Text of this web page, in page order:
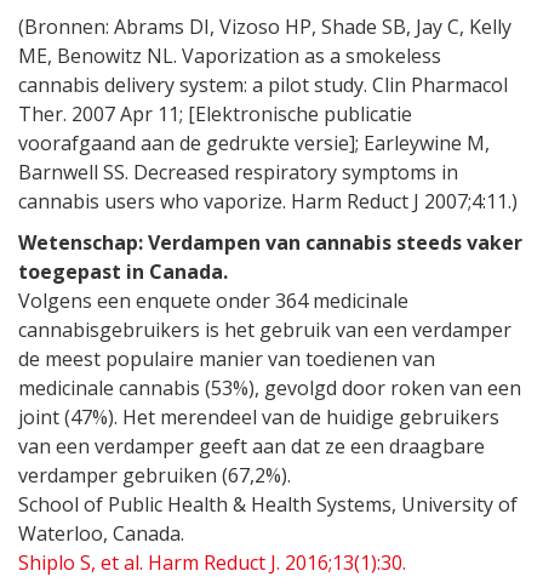
(Bronnen: Abrams DI, Vizoso HP, Shade SB, Jay C, Kelly
ME, Benowitz NL. Vaporization as a smokeless
cannabis delivery system: a pilot study. Clin Pharmacol
Ther. 2007 Apr 11; [Elektronische publicatie
voorafgaand aan de gedrukte versie]; Earleywine M,
Barnwell SS. Decreased respiratory symptoms in
cannabis users who vaporize. Harm Reduct J 2007;4:11.)
Wetenschap: Verdampen van cannabis steeds vaker
toegepast in Canada.
Volgens een enquete onder 364 medicinale
cannabisgebruikers is het gebruik van een verdamper
de meest populaire manier van toedienen van
medicinale cannabis (53%), gevolgd door roken van een
joint (47%). Het merendeel van de huidige gebruikers
van een verdamper geeft aan dat ze een draagbare
verdamper gebruiken (67,2%).
School of Public Health & Health Systems, University of
Waterloo, Canada.
Shiplo S, et al. Harm Reduct J. 2016;13(1):30.